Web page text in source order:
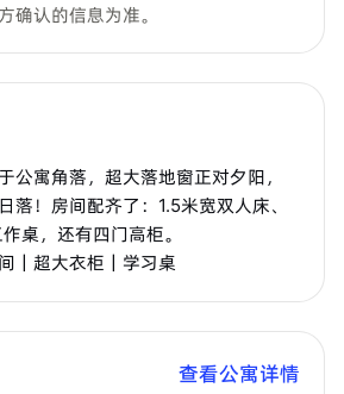
确认的信息为准。
公寓角落，超大落地窗正对夕阳，
落！房间配齐了：1.5米宽双人床、
桌，还有四门高柜。
｜超大衣柜｜学习桌
查看公寓详情